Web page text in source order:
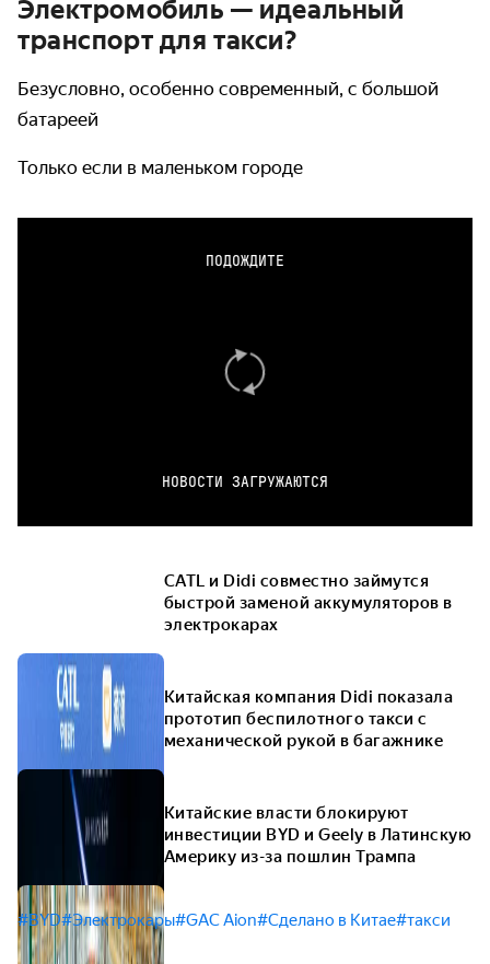
Электромобиль — идеальный
транспорт для такси?
Безусловно, особенно современный, с большой
батареей
Только если в маленьком городе
ПОДОЖДИТЕ
НОВОСТИ ЗАГРУЖАЮТСЯ
CATL и Didi совместно займутся
быстрой заменой аккумуляторов в
электрокарах
Китайская компания Didi показала
прототип беспилотного такси с
механической рукой в багажнике
Китайские власти блокируют
инвестиции BYD и Geely в Латинскую
Америку из-за пошлин Трампа
#BYD#Электрокары#GAC Aion#Сделано в Китае#такси